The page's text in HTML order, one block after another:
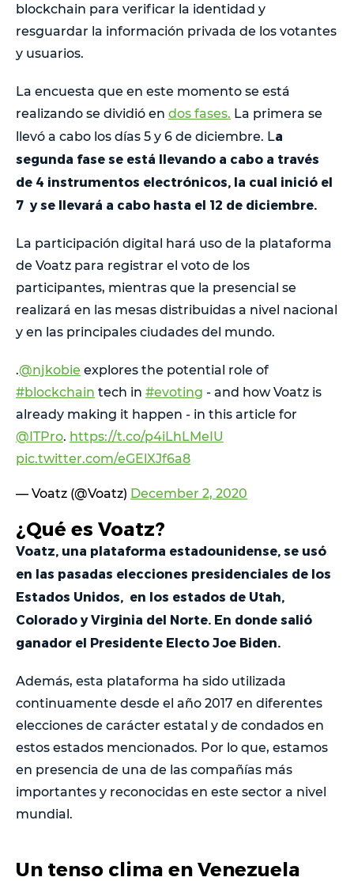
blockchain para verificar la identidad y
resguardar la información privada de los votantes
y usuarios.
La encuesta que en este momento se está
realizando se dividió en dos fases. La primera se
llevó a cabo los días 5 y 6 de diciembre. La
segunda fase se está llevando a cabo a través
de 4 instrumentos electrónicos, la cual inició el
7 y se llevará a cabo hasta el 12 de diciembre.
La participación digital hará uso de la plataforma
de Voatz para registrar el voto de los
participantes, mientras que la presencial se
realizará en las mesas distribuidas a nivel nacional
y en las principales ciudades del mundo.
.@njkobie explores the potential role of
#blockchain tech in #evoting - and how Voatz is
already making it happen - in this article for
@ITPro. https://t.co/p4iLhLMeIU
pic.twitter.com/eGElXJf6a8
— Voatz (@Voatz) December 2, 2020
¿Qué es Voatz?
Voatz, una plataforma estadounidense, se usó
en las pasadas elecciones presidenciales de los
Estados Unidos, en los estados de Utah,
Colorado y Virginia del Norte. En donde salió
ganador el Presidente Electo Joe Biden.
Además, esta plataforma ha sido utilizada
continuamente desde el año 2017 en diferentes
elecciones de carácter estatal y de condados en
estos estados mencionados. Por lo que, estamos
en presencia de una de las compañías más
importantes y reconocidas en este sector a nivel
mundial.
Un tenso clima en Venezuela